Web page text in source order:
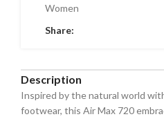
Women
Share:
Description
Inspired by the natural world
footwear, this Air Max 720